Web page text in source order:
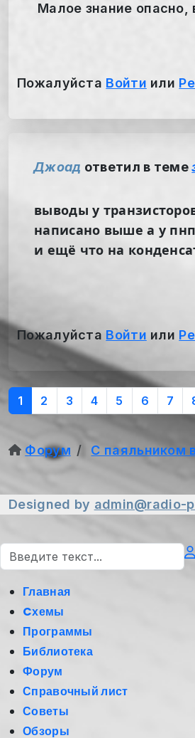
Малое знание опасно,
Пожалуйста Войти или
Джоад ответил в теме
выводы у
написано выше а у
и ещё что на
Пожалуйста Войти или
1 2 3 4 5 6 7
Форум
С паяльником
Designed by admin@radio-
Поиск
Главная
Cхемы
Программы
Библиотека
Форум
Справочный лист
Советы
Обзоры